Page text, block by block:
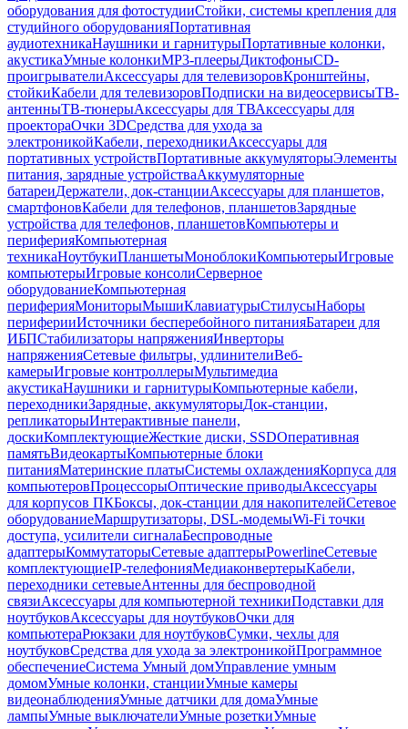
оборудования для фотостудииСтойки, системы крепления для
студийного оборудованияПортативная
аудиотехникаНаушники и гарнитурыПортативные колонки,
акустикаУмные колонкиMP3-плеерыДиктофоныCD-
проигрывателиАксессуары для телевизоровКронштейны,
стойкиКабели для телевизоровПодписки на видеосервисыТВ-
антенныТВ-тюнерыАксессуары для ТВАксессуары для
проектораОчки 3DСредства для ухода за
электроникойКабели, переходникиАксессуары для
портативных устройствПортативные аккумуляторыЭлементы
питания, зарядные устройстваАккумуляторные
батареиДержатели, док-станцииАксессуары для планшетов,
смартфоновКабели для телефонов, планшетовЗарядные
устройства для телефонов, планшетовКомпьютеры и
периферияКомпьютерная
техникаНоутбукиПланшетыМоноблокиКомпьютерыИгровые
компьютерыИгровые консолиСерверное
оборудованиеКомпьютерная
периферияМониторыМышиКлавиатурыСтилусыНаборы
периферииИсточники бесперебойного питанияБатареи для
ИБПСтабилизаторы напряженияИнверторы
напряженияСетевые фильтры, удлинителиВеб-
камерыИгровые контроллерыМультимедиа
акустикаНаушники и гарнитурыКомпьютерные кабели,
переходникиЗарядные, аккумуляторыДок-станции,
репликаторыИнтерактивные панели,
доскиКомплектующиеЖесткие диски, SSDОперативная
памятьВидеокартыКомпьютерные блоки
питанияМатеринские платыСистемы охлажденияКорпуса для
компьютеровПроцессорыОптические приводыАксессуары
для корпусов ПКБоксы, док-станции для накопителейСетевое
оборудованиеМаршрутизаторы, DSL-модемыWi-Fi точки
доступа, усилители сигналаБеспроводные
адаптерыКоммутаторыСетевые адаптерыPowerlineСетевые
комплектующиеIP-телефонияМедиаконвертерыКабели,
переходники сетевыеАнтенны для беспроводной
связиАксессуары для компьютерной техникиПодставки для
ноутбуковАксессуары для ноутбуковОчки для
компьютераРюкзаки для ноутбуковСумки, чехлы для
ноутбуковСредства для ухода за электроникойПрограммное
обеспечениеСистема Умный домУправление умным
домомУмные колонки, станцииУмные камеры
видеонаблюденияУмные датчики для домаУмные
лампыУмные выключателиУмные розеткиУмные